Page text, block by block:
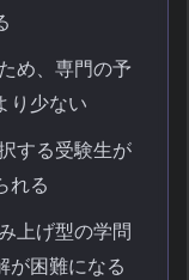
め、専門の予
り少ない
する受験生が
れる
上げ型の学問
が困難になる